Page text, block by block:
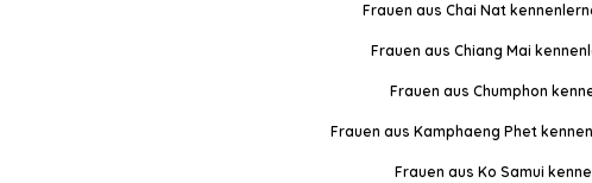
Frauen aus Chai Nat
Frauen aus Chiang Mai
Frauen aus Chumphon
Frauen aus Kamphaeng Phet
Frauen aus Ko Samui